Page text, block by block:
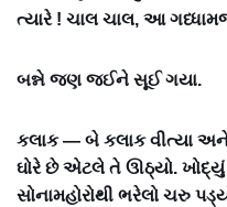
ત્યારે ! ચાલ ચાલ, આ
બન્ને જણ જઈને સૂઈ ગયા.
કલાક — બે કલાક વીત્યા
ઘોરે છે એટલે તે ઊઠ્યો.
સોનામહોરોથી ભરેલો ચરુ